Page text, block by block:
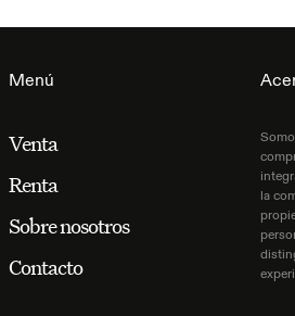
Menú
Venta
Renta
Sobre nosotros
Contacto
la